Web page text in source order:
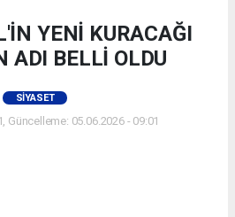
YENİ KURACAĞI
ADI BELLİ OLDU
SIYASET
Güncelleme: 05.06.2026 - 09:01